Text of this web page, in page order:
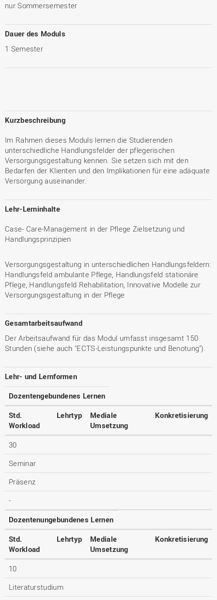
nur Sommersemester
Dauer des Moduls
1 Semester
Kurzbeschreibung
Im Rahmen dieses Moduls lernen die Studierenden
unterschiedliche Handlungsfelder der pflegerischen
Versorgungsgestaltung kennen. Sie setzen sich mit den
Bedarfen der Klienten und den Implikationen für eine adäquate
Versorgung auseinander.
Lehr-Lerninhalte
Case- Care-Management in der Pflege Zielsetzung und
Handlungsprinzipien
Versorgungsgestaltung in unterschiedlichen Handlungsfeldern:
Handlungsfeld ambulante Pflege, Handlungsfeld stationäre
Pflege, Handlungsfeld Rehabilitation, Innovative Modelle zur
Versorgungsgestaltung in der Pflege
Gesamtarbeitsaufwand
Der Arbeitsaufwand für das Modul umfasst insgesamt 150
Stunden (siehe auch "ECTS-Leistungspunkte und Benotung").
Lehr- und Lernformen
Dozentengebundenes Lernen
Std.
Workload
Lehrtyp
Mediale
Umsetzung
Konkretisierung
30
Seminar
Präsenz
-
Dozentenungebundenes Lernen
Std.
Workload
Lehrtyp
Mediale
Umsetzung
Konkretisierung
10
Literaturstudium